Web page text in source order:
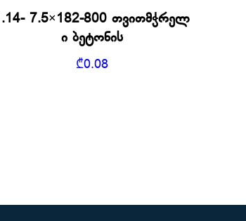
7.5×182-800 თვითმჭრელ
ი ბეტონის
₾0.08